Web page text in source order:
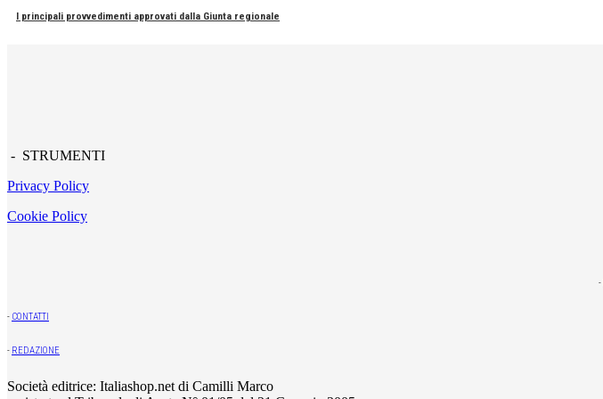
I principali provvedimenti approvati dalla Giunta regionale
- STRUMENTI
Privacy Policy
Cookie Policy
-
- CONTATTI
- REDAZIONE
Società editrice: Italiashop.net di Camilli Marco